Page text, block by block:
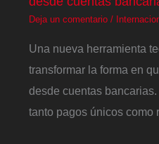
Deja un comentario /
Una nueva herramienta
transformar la forma en
desde cuentas
tanto pagos únicos como